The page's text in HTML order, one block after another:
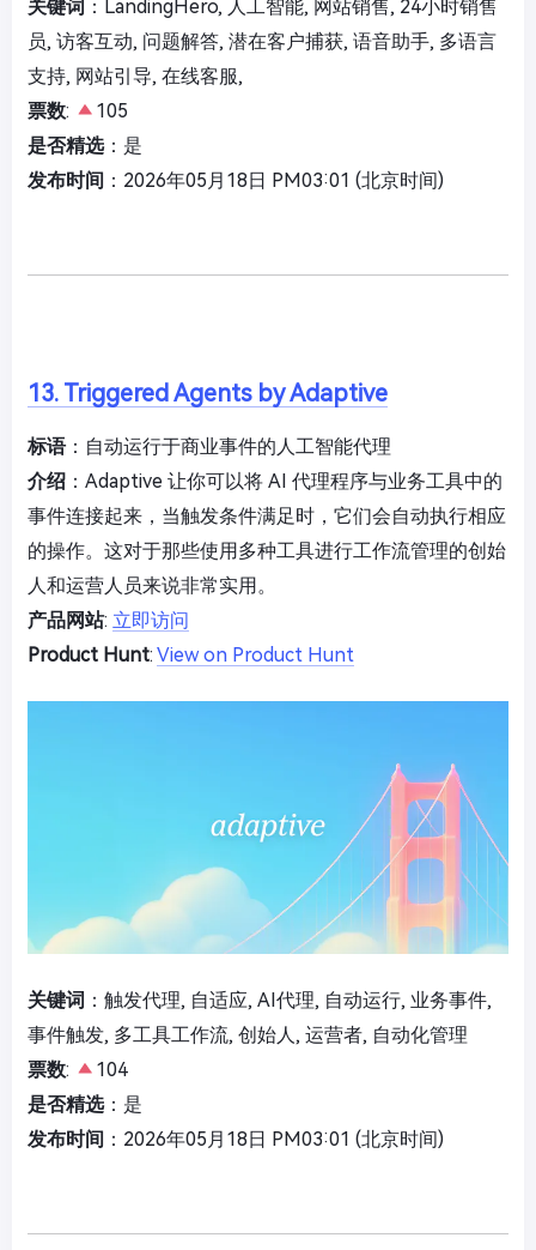
关键词 ：LandingHero, 人工智能, 网站销售, 24小时销售
员, 访客互动, 问题解答, 潜在客户捕获, 语音助手, 多语言
支持, 网站引导, 在线客服,
票数:
105
是否精选：是
发布时间 ：2026年05月18日 PM03:01 (北京时间)
13. Triggered Agents by Adaptive
标语：自动运行于商业事件的人工智能代理
介绍 ：Adaptive 让你可以将 AI 代理程序与业务工具中的
事件连接起来，当触发条件满足时，它们会自动执行相应
的操作。这对于那些使用多种工具进行工作流管理的创始
人和运营人员来说非常实用。
产品网站: 立即访问
Product Hunt: View on Product Hunt
关键词 ：触发代理, 自适应, AI代理, 自动运行, 业务事件,
事件触发, 多工具工作流, 创始人, 运营者, 自动化管理
票数:
104
是否精选：是
发布时间 ：2026年05月18日 PM03:01 (北京时间)